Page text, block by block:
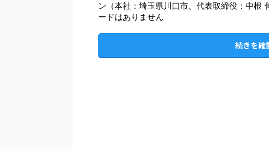
ン（本社：埼玉県川口市、代表取締役：中根
ードはありません
続きを確